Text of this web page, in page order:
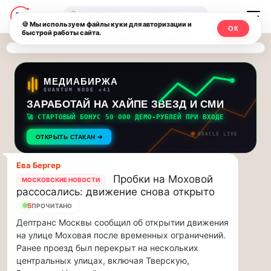
Последние
новости
и
обновления
потока:
Друзья,
приглашаем
на
музыкальную
прогулку
по
Москве
Чайковского!…
Друзья,
приглашаем
на
музыкальную
Москвичи.net
—
Главный
столичный
чат-
мессенджер,
новости
и
инсайды
Москвы
🔍
МЕДИАБИРЖА
QUANTUM NODE v41
ЗАРАБОТАЙ НА ХАЙПЕ ЗВЕЗД И СМИ
🚀 СТАРТОВЫЙ БОНУС 50 000 ДЕМО-РУБЛЕЙ ПРИ ВХОДЕ
ОТКРЫТЬ СТАКАН ➔ ORACLE LIVE
Ева Бергеp
МОСКОВСКИЕ НОВОСТИ
Пробки на Моховой
рассосались: движение снова открыто
5ПРОЧИТАНО
Дептранс Москвы сообщил об открытии движения
на улице Моховая после временных ограничений.
Ранее проезд был перекрыт на нескольких
центральных улицах, включая Тверскую,
🍪 Мы используем файлы куки для авторизации и
быстрой работы сайта.
ОК